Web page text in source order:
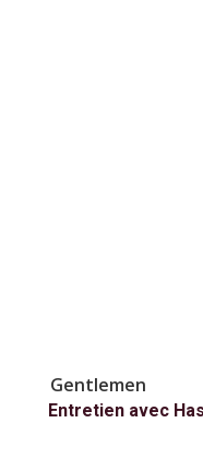
Gentlemen
Entretien avec